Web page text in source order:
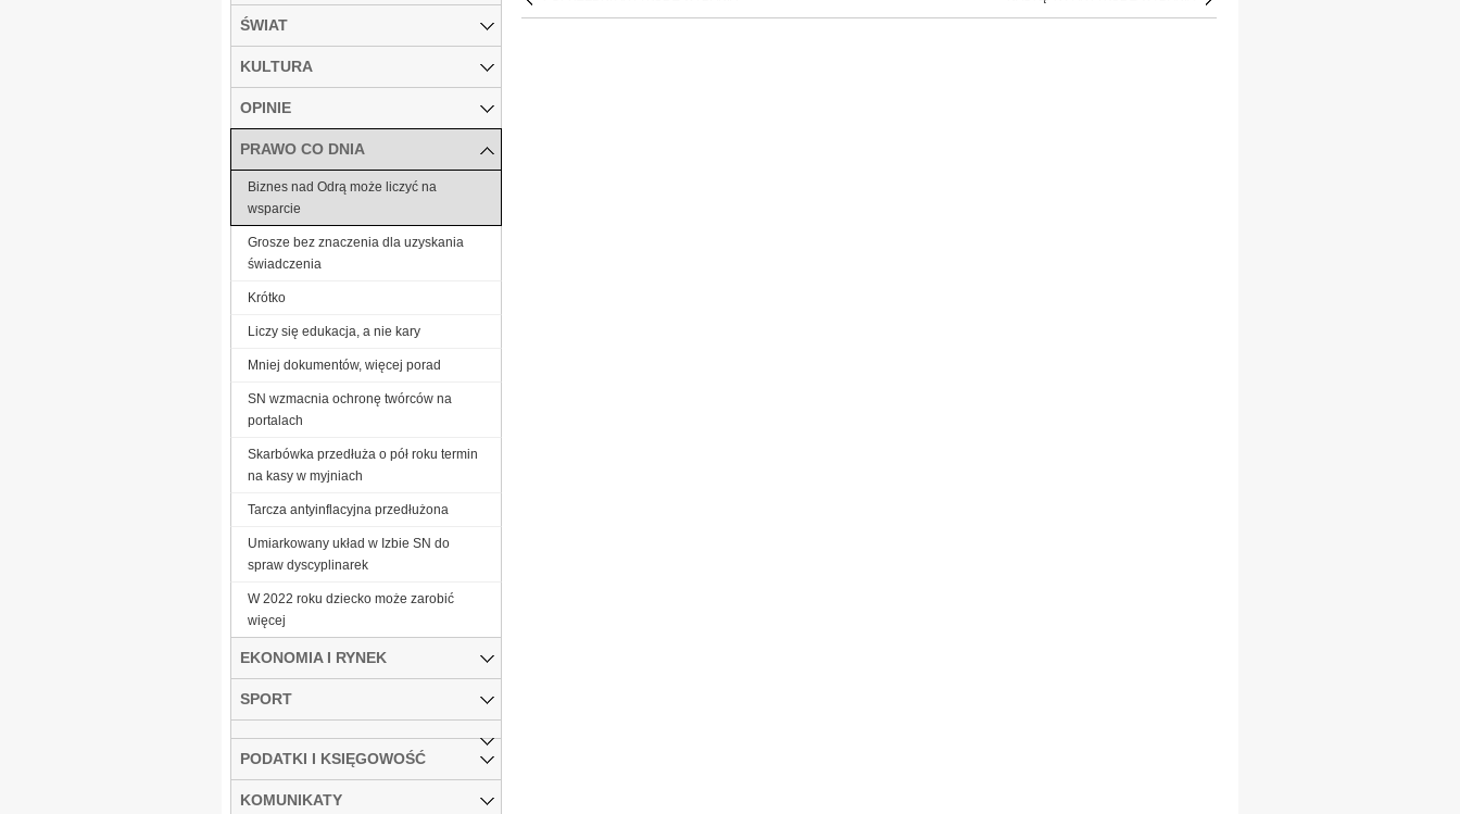
ŚWIAT
KULTURA
OPINIE
PRAWO CO DNIA
Biznes nad Odrą może liczyć na
wsparcie
Grosze bez znaczenia dla uzyskania
świadczenia
Krótko
Liczy się edukacja, a nie kary
Mniej dokumentów, więcej porad
SN wzmacnia ochronę twórców na
portalach
Skarbówka przedłuża o pół roku termin
na kasy w myjniach
Tarcza antyinflacyjna przedłużona
Umiarkowany układ w Izbie SN do
spraw dyscyplinarek
W 2022 roku dziecko może zarobić
więcej
EKONOMIA I RYNEK
SPORT
PODATKI I KSIĘGOWOŚĆ
KOMUNIKATY